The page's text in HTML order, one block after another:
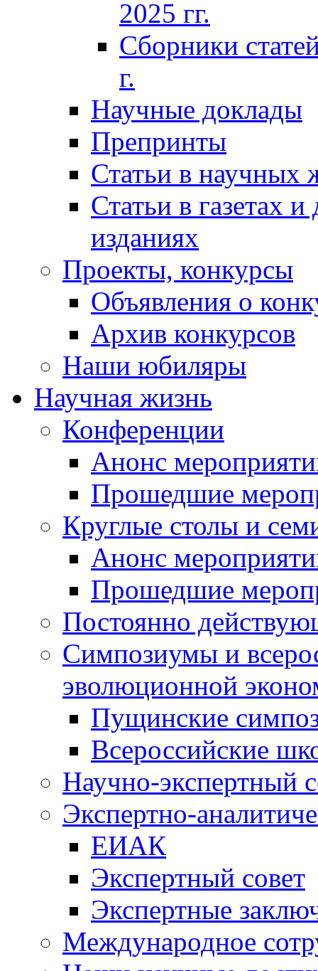
2025 гг.
Сборники
г.
Научные доклады
Препринты
Статьи в научных
Статьи в газетах
изданиях
Проекты, конкурсы
Объявления о
Архив конкурсов
Наши юбиляры
Научная жизнь
Конференции
Анонс
Прошедшие
Круглые столы и
Анонс
Прошедшие
Постоянно
Симпозиумы и
эволюционной
Пущинские
Всероссийские
Научно-экспертный
Экспертно-
ЕИАК
Экспертный совет
Экспертные
Международное